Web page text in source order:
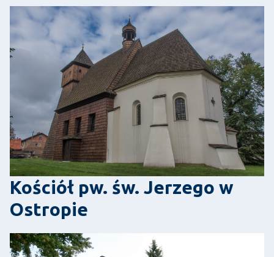
Kościół pw. św. Jerzego w
Ostropie